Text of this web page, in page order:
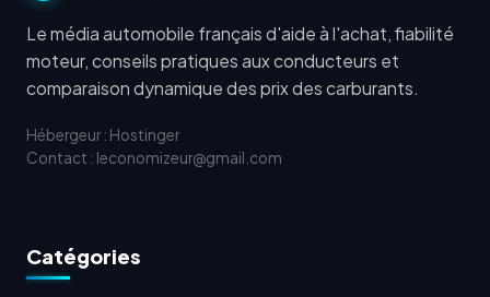
Le média automobile français d'aide à l'achat, fiabilité
moteur, conseils pratiques aux conducteurs et
comparaison dynamique des prix des carburants.
Hébergeur : Hostinger
Contact : leconomizeur@gmail.com
Catégories